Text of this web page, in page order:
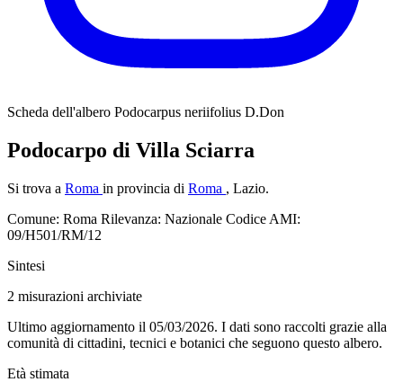
Scheda dell'albero Podocarpus neriifolius D.Don
Podocarpo di Villa Sciarra
Si trova a Roma in provincia di Roma , Lazio.
Comune: Roma Rilevanza: Nazionale Codice AMI:
09/H501/RM/12
Sintesi
2 misurazioni archiviate
Ultimo aggiornamento il 05/03/2026. I dati sono raccolti grazie alla
comunità di cittadini, tecnici e botanici che seguono questo albero.
Età stimata